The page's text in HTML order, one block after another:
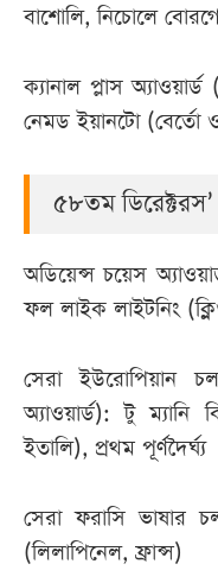
বাশোলি, নিচোলে
ক্যানাল প্লাস
নেমড ইয়ানটো (বের্তো
৫৮তম
অডিয়েন্স চয়েস
ফল লাইক লাইটনিং
সেরা ইউরোপিয়ান
অ্যাওয়ার্ড): টু ম্যানি
ইতালি), প্রথম পূর্ণদৈর্ঘ্য
সেরা ফরাসি ভাষার
(লিলাপিনেল, ফ্রান্স)